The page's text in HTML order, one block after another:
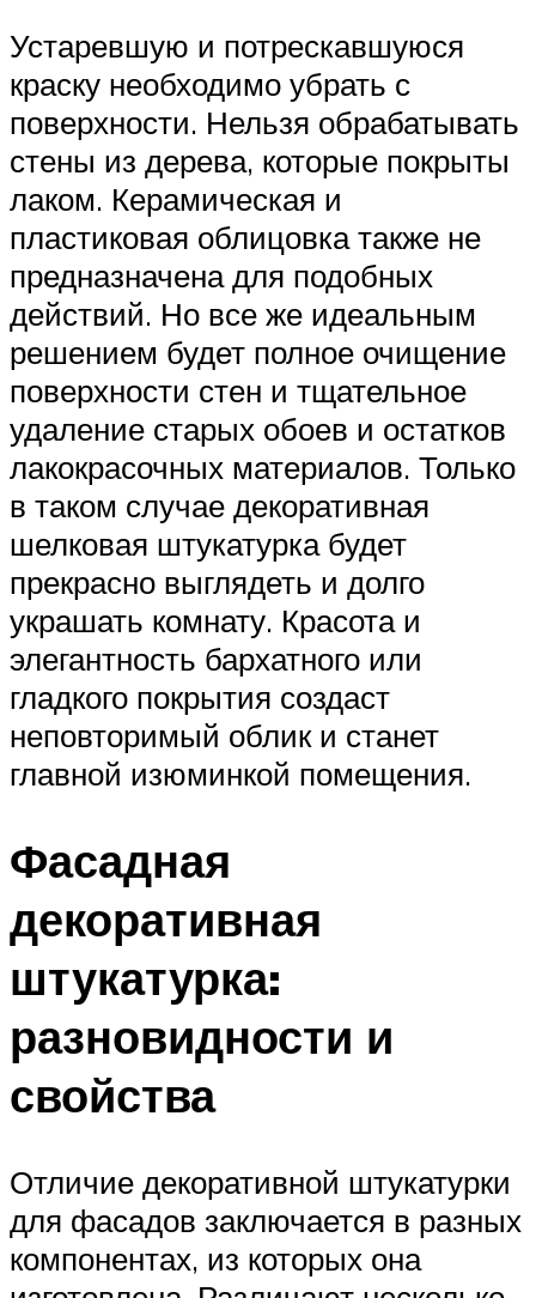
Устаревшую и потрескавшуюся
краску необходимо убрать с
поверхности. Нельзя обрабатывать
стены из дерева, которые покрыты
лаком. Керамическая и
пластиковая облицовка также не
предназначена для подобных
действий. Но все же идеальным
решением будет полное очищение
поверхности стен и тщательное
удаление старых обоев и остатков
лакокрасочных материалов. Только
в таком случае декоративная
шелковая штукатурка будет
прекрасно выглядеть и долго
украшать комнату. Красота и
элегантность бархатного или
гладкого покрытия создаст
неповторимый облик и станет
главной изюминкой помещения.
Фасадная
декоративная
штукатурка:
разновидности и
свойства
Отличие декоративной штукатурки
для фасадов заключается в разных
компонентах, из которых она